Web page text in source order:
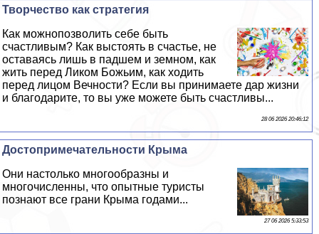
Творчество как стратегия
Как можнопозволить себе быть
счастливым? Как выстоять в счастье, не
оставаясь лишь в падшем и земном, как
жить перед Ликом Божьим, как ходить
перед лицом Вечности? Если вы принимаете дар жизни
и благодарите, то вы уже можете быть счастливы...
28 06 2026 20:46:12
Достопримечательности Крыма
Они настолько многообразны и
многочисленны, что опытные туристы
познают все грани Крыма годами...
27 06 2026 5:33:53